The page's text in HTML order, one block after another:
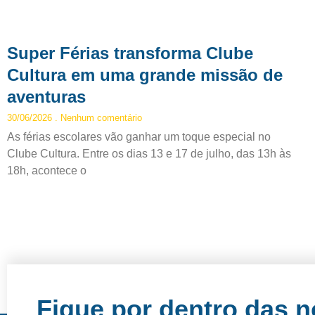
Super Férias transforma Clube
Cultura em uma grande missão de
aventuras
30/06/2026 Nenhum comentário
As férias escolares vão ganhar um toque especial no
Clube Cultura. Entre os dias 13 e 17 de julho, das 13h às
18h, acontece o
Fique por dentro das